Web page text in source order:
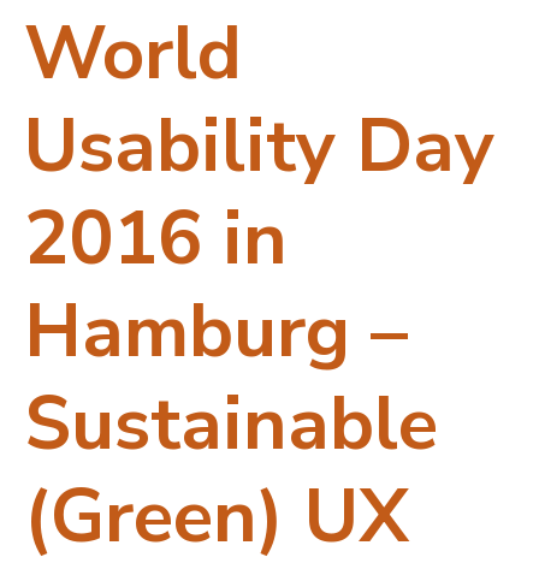
World
Usability Day
2016 in
Hamburg –
Sustainable
(Green) UX